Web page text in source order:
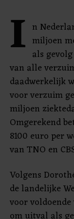
I n
miljoen
als
van alle
daadwerkelijk
voor verzuim
miljoen
Omgerekend
8100 euro per
van TNO en
Volgens
de landelijke
voor